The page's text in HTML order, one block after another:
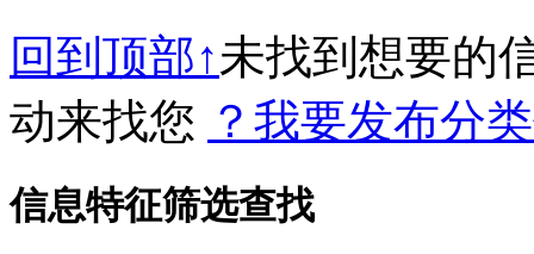
回到顶部↑未找到想要的
动来找您 ？我要发布分
信息特征筛选查找